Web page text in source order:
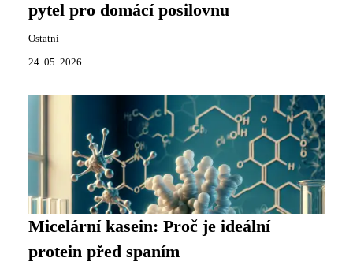
pytel pro domácí posilovnu
Ostatní
24. 05. 2026
Micelární kasein: Proč je ideální
protein před spaním